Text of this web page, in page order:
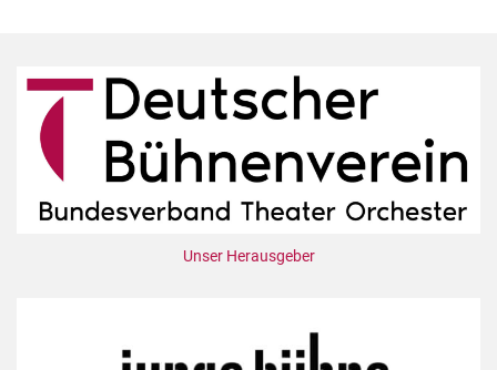
Unser Herausgeber